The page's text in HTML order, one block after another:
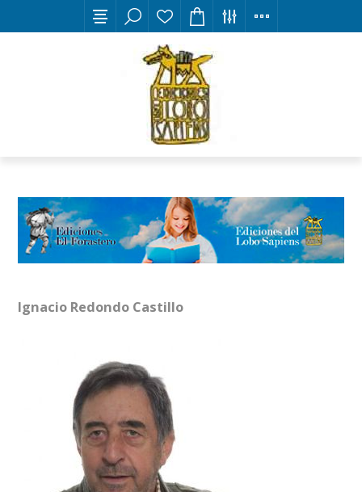
Ignacio Redondo Castillo